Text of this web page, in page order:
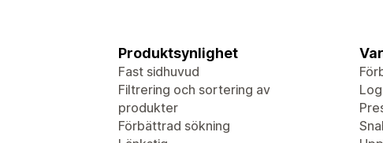
Produktsynlighet
Fast sidhuvud
Filtrering och sortering av
produkter
Förbättrad sökning